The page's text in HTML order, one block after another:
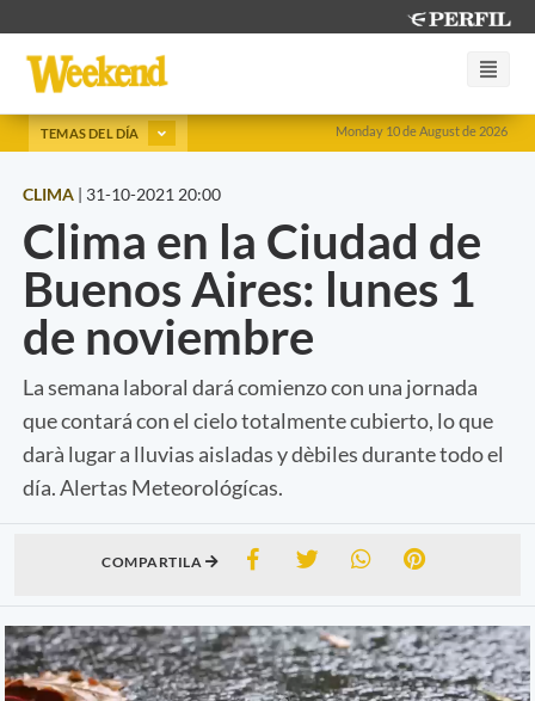
Monday 10 de August de 2026
TEMAS DEL DÍA
CLIMA | 31-10-2021 20:00
Clima en la Ciudad de
Buenos Aires: lunes 1
de noviembre
La semana laboral dará comienzo con una jornada
que contará con el cielo totalmente cubierto, lo que
darà lugar a lluvias aisladas y dèbiles durante todo el
día. Alertas Meteorológícas.
COMPARTILA